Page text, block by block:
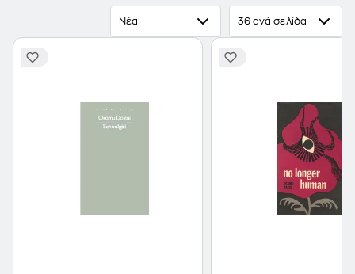
Ξενόγλωσσα Βιβλία,Κόμικς
Νέα 36 ανά σελίδα